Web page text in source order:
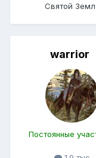
Святой
warrior
Постоянные